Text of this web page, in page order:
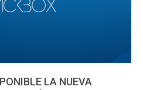
LA NUEVA